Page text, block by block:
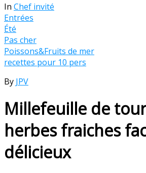
In Chef invité
Entrées
Été
Pas cher
Poissons&Fruits de mer
recettes pour 10 pers
By JPV
Millefeuille de
herbes fraiches
délicieux